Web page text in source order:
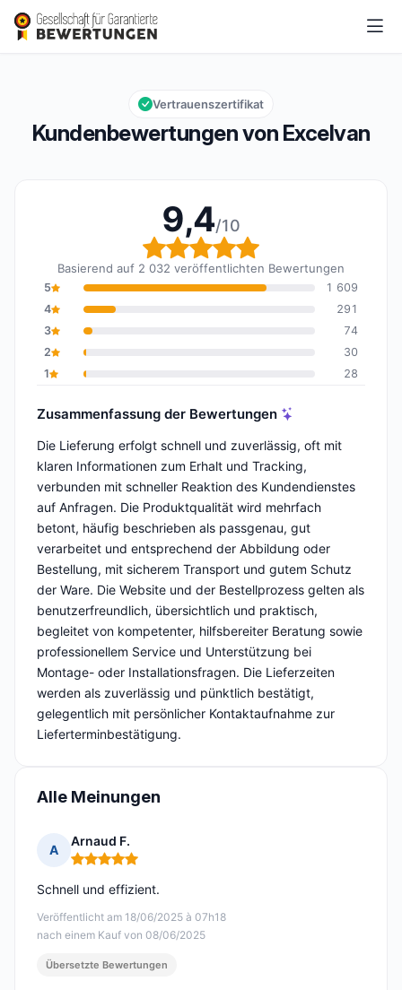
Excelvan
Gesamtbewertung: 9,4 von 10
9,4/10
Kundenbewertungen von Excelvan
Vertrauenszertifikat
9,4/10
Gesamtbewertung: 9,4
Basierend auf 2 032 veröffentlichten Bewertungen
5
1 609
4
291
3
74
2
30
1
28
Zusammenfassung der Bewertungen
Die Lieferung erfolgt schnell und zuverlässig, oft mit
klaren Informationen zum Erhalt und Tracking,
verbunden mit schneller Reaktion des Kundendienstes
auf Anfragen. Die Produktqualität wird mehrfach
betont, häufig beschrieben als passgenau, gut
verarbeitet und entsprechend der Abbildung oder
Bestellung, mit sicherem Transport und gutem Schutz
der Ware. Die Website und der Bestellprozess gelten als
benutzerfreundlich, übersichtlich und praktisch,
begleitet von kompetenter, hilfsbereiter Beratung sowie
professionellem Service und Unterstützung bei
Montage- oder Installationsfragen. Die Lieferzeiten
werden als zuverlässig und pünktlich bestätigt,
gelegentlich mit persönlicher Kontaktaufnahme zur
Lieferterminbestätigung.
Alle Meinungen
A
Arnaud F.
Hinweis: 5 von 5
Veröffentlicht am 18/06/2025 à 07h18
nach einem Kauf von 08/06/2025
Schnell und effizient.
Übersetzte Bewertungen